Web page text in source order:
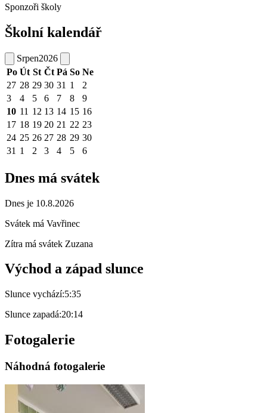
Sponzoři školy
Školní kalendář
Srpen2026
Po Út St Čt Pá So Ne
27 28 29 30 31 1
2
3
4 5 6 7 8
9
10 11 12 13 14 15 16
17 18 19 20 21 22 23
24 25 26 27 28 29 30
31 1 2 3 4 5 6
Dnes má svátek
Dnes je 10.8.2026
Svátek má Vavřinec
Zítra má svátek Zuzana
Východ a západ slunce
Slunce vychází:5:35
Slunce zapadá:20:14
Fotogalerie
Náhodná fotogalerie